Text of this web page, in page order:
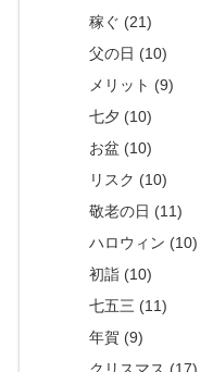
稼ぐ (21)
父の日 (10)
メリット (9)
七夕 (10)
お盆 (10)
リスク (10)
敬老の日 (11)
ハロウィン (10)
初詣 (10)
七五三 (11)
年賀 (9)